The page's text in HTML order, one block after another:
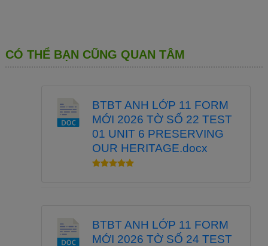
CÓ THỂ BẠN CŨNG QUAN TÂM
BTBT ANH LỚP 11 FORM
MỚI 2026 TỜ SỐ 22 TEST
01 UNIT 6 PRESERVING
OUR HERITAGE.docx
BTBT ANH LỚP 11 FORM
MỚI 2026 TỜ SỐ 24 TEST